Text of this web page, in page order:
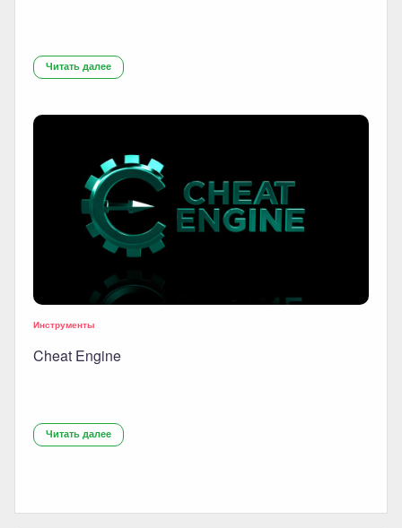
Читать далее
Инструменты
Cheat Engine
Читать далее